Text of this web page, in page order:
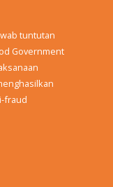
tuntutan
Government
fraud